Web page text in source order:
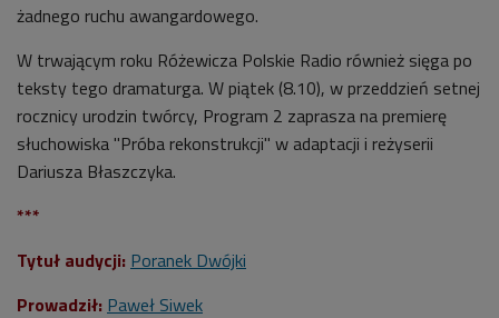
żadnego ruchu awangardowego.
W trwającym roku Różewicza Polskie Radio również sięga po
teksty tego dramaturga. W piątek (8.10), w przeddzień setnej
rocznicy urodzin twórcy, Program 2 zaprasza na premierę
słuchowiska "Próba rekonstrukcji" w adaptacji i reżyserii
Dariusza Błaszczyka.
***
Tytuł audycji: Poranek Dwójki
Prowadził: Paweł Siwek